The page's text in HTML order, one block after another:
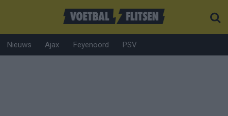
Nieuws Ajax Feyenoord PSV